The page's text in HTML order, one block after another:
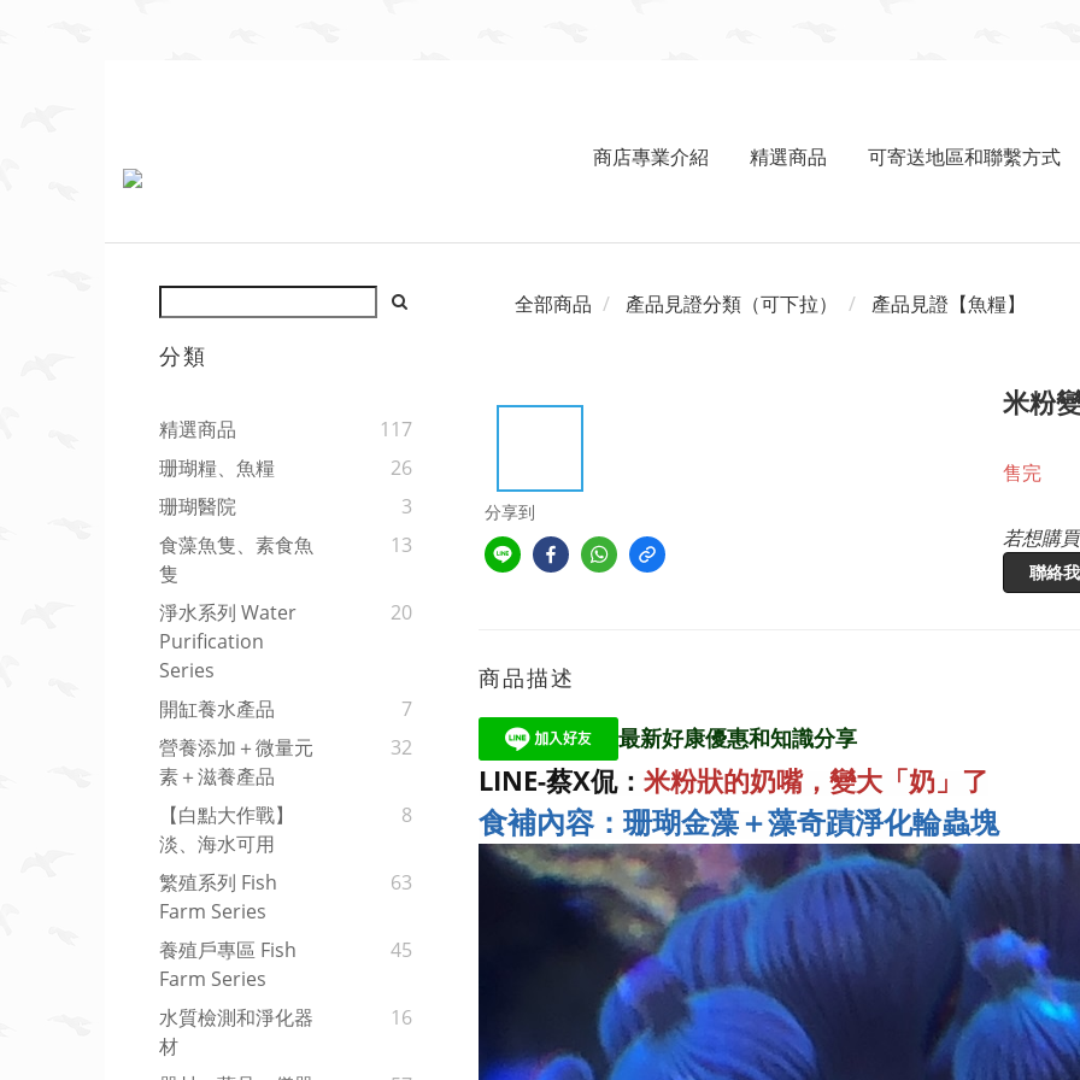
商店專業介紹 精選商品 可寄送地區和聯繫方式
分類
精選商品
117
珊瑚糧、魚糧
26
珊瑚醫院
3
食藻魚隻、素食魚
隻
13
淨水系列 Water
Purification
Series
20
開缸養水產品
7
營養添加＋微量元
素＋滋養產品
32
【白點大作戰】
淡、海水可用
8
繁殖系列 Fish
Farm Series
63
養殖戶專區 Fish
Farm Series
45
水質檢測和淨化器
材
16
全部商品 產品見證分類（可下拉） 產品見證【魚糧】
分享到
米粉
售完
若想購
聯絡
商品描述
最新好康優惠和知識分享
LINE-蔡X侃： 米粉狀的奶嘴，變大「奶」了
食補內容：珊瑚金藻＋藻奇蹟淨化輪蟲塊